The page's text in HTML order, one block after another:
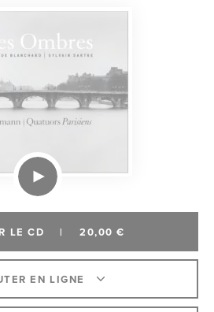
LE CD | 20,00 €
EN LIGNE